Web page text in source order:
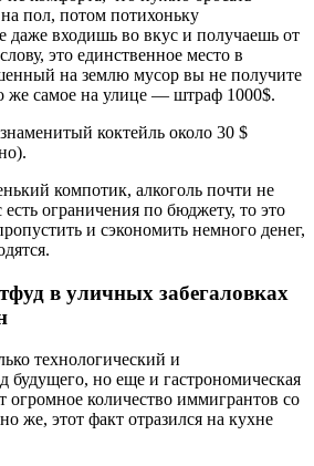
пол, потом потихоньку
даже входишь во вкус и получаешь от
это единственное место в
на землю мусор вы не получите
же самое на улице — штраф 1000$.
коктейль около 30 $
компотик, алкоголь почти не
есть ограничения по бюджету, то это
и сэкономить немного денег,
в уличных забегаловках
технологический и
будущего, но еще и гастрономическая
огромное количество иммигрантов со
же, этот факт отразился на кухне